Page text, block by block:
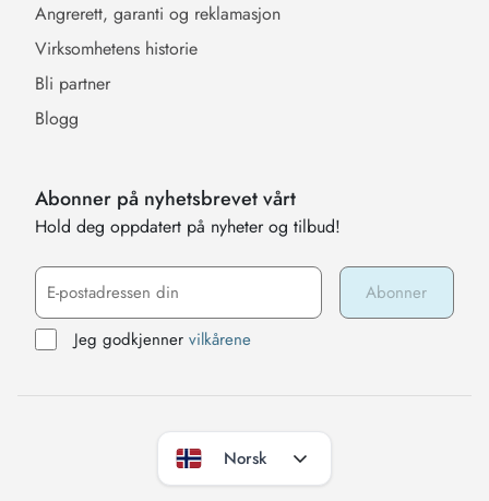
Angrerett, garanti og reklamasjon
Virksomhetens historie
Bli partner
Blogg
Abonner på nyhetsbrevet vårt
Hold deg oppdatert på nyheter og tilbud!
Jeg godkjenner vilkårene
Norsk